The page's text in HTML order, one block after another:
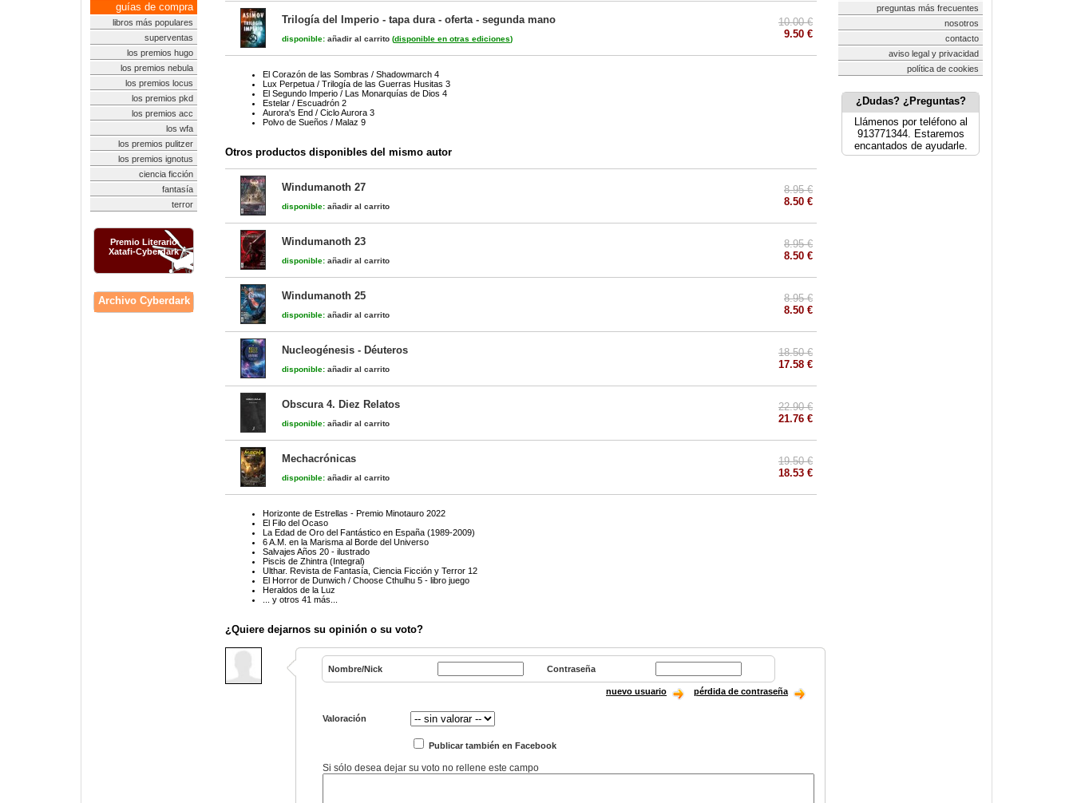
guías de compra
libros más populares
superventas
los premios hugo
los premios nebula
los premios locus
los premios pkd
los premios acc
los wfa
los premios pulitzer
los premios ignotus
ciencia ficción
fantasía
terror
Premio Literario
Xatafi-Cyberdark
Archivo Cyberdark
Trilogía del Imperio - tapa dura - oferta - segunda mano
disponible: añadir al carrito (disponible en otras ediciones)
10.00 €
9.50 €
El Corazón de las Sombras / Shadowmarch 4
Lux Perpetua / Trilogía de las Guerras Husitas 3
El Segundo Imperio / Las Monarquías de Dios 4
Estelar / Escuadrón 2
Aurora's End / Ciclo Aurora 3
Polvo de Sueños / Malaz 9
Otros productos disponibles del mismo autor
Windumanoth 27
disponible: añadir al carrito
8.95 €
8.50 €
Windumanoth 23
disponible: añadir al carrito
8.95 €
8.50 €
Windumanoth 25
disponible: añadir al carrito
8.95 €
8.50 €
Nucleogénesis - Déuteros
disponible: añadir al carrito
18.50 €
17.58 €
Obscura 4. Diez Relatos
disponible: añadir al carrito
22.90 €
21.76 €
Mechacrónicas
disponible: añadir al carrito
19.50 €
18.53 €
Horizonte de Estrellas - Premio Minotauro 2022
El Filo del Ocaso
La Edad de Oro del Fantástico en España (1989-2009)
6 A.M. en la Marisma al Borde del Universo
Salvajes Años 20 - ilustrado
Piscis de Zhintra (Integral)
Ulthar. Revista de Fantasía, Ciencia Ficción y Terror 12
El Horror de Dunwich / Choose Cthulhu 5 - libro juego
Heraldos de la Luz
... y otros 41 más...
¿Quiere dejarnos su opinión o su voto?
Nombre/Nick Contraseña
nuevo usuario pérdida de contraseña
Valoración
Publicar también en Facebook
Si sólo desea dejar su voto no rellene este campo
preguntas más frecuentes
nosotros
contacto
aviso legal y privacidad
política de cookies
¿Dudas? ¿Preguntas?
Llámenos por teléfono al
913771344. Estaremos
encantados de ayudarle.